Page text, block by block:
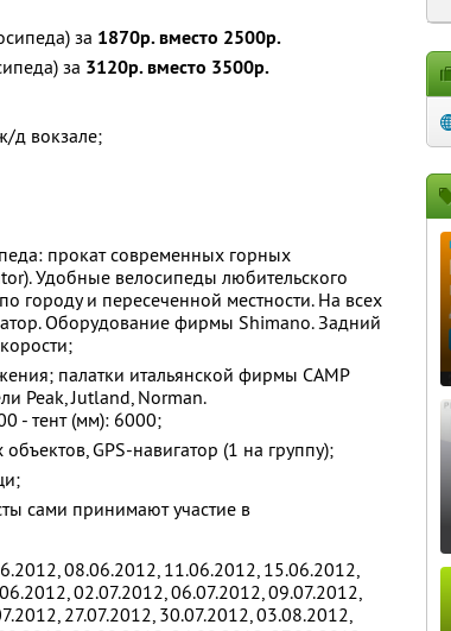
за 1870р. вместо 2500р.
за 3120р. вместо 3500р.
д вокзале;
прокат современных горных
Удобные велосипеды любительского
городу и пересеченной местности. На всех
Оборудование фирмы Shimano. Задний
палатки итальянской фирмы CAMP
Peak, Jutland, Norman.
- тент (мм): 6000;
GPS-навигатор (1 на группу);
сами принимают участие в
08.06.2012, 11.06.2012, 15.06.2012,
02.07.2012, 06.07.2012, 09.07.2012,
27.07.2012, 30.07.2012, 03.08.2012,